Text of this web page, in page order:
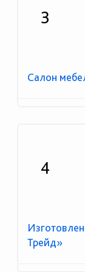
3
Салон
4
Трейд»